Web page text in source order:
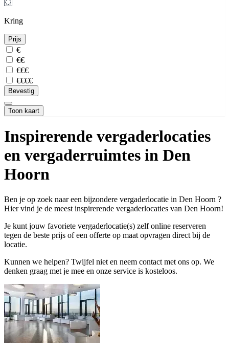
Kring
Prijs
€
€€
€€€
€€€€
Bevestig
Toon kaart
Inspirerende vergaderlocaties
en vergaderruimtes in Den
Hoorn
Ben je op zoek naar een bijzondere vergaderlocatie in Den Hoorn ?
Hier vind je de meest inspirerende vergaderlocaties van Den Hoorn!
Je kunt jouw favoriete vergaderlocatie(s) zelf online reserveren
tegen de beste prijs of een offerte op maat opvragen direct bij de
locatie.
Kunnen we helpen? Twijfel niet en neem contact met ons op. We
denken graag met je mee en onze service is kosteloos.